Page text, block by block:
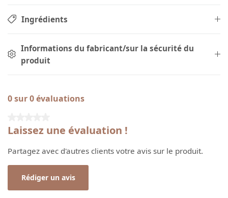
Ingrédients
Informations du fabricant/sur la sécurité du
produit
0 sur 0 évaluations
Laissez une évaluation !
Partagez avec d'autres clients votre avis sur le produit.
Rédiger un avis